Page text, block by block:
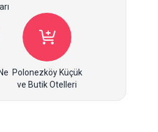
Polonezköy Küçük
ve Butik Otelleri